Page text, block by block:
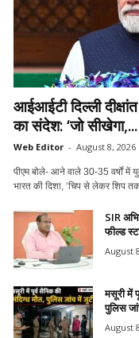
आईआईटी दिल्ली
का संदेश: ‘जो सीखेगा,...
Web Editor - August 8, 2026
पीएम बोले- आने वाले 30-35 वर्षों
भारत की दिशा, ‘चिप से लेकर शिप
SIR
फील्ड
August
मसूरी में
पुलिस
August